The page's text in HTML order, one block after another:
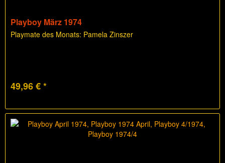
Playboy März 1974
Playmate des Monats: Pamela Zinszer
49,96 € *